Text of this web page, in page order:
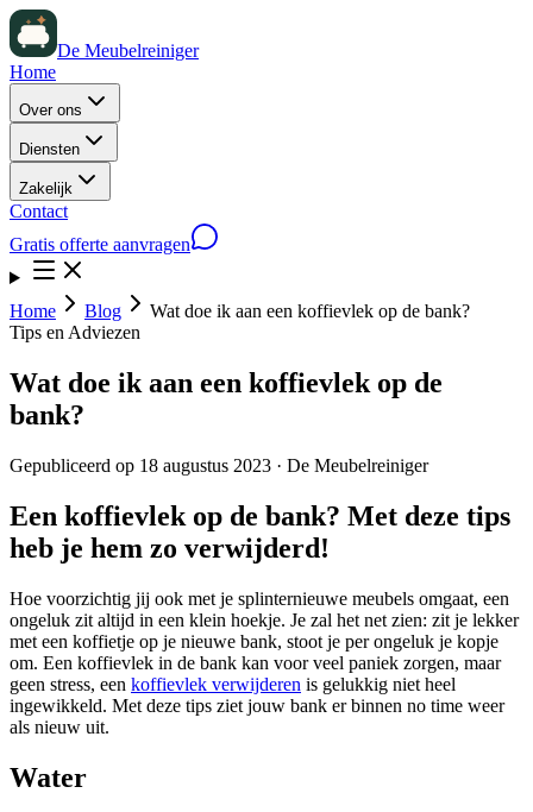
De Meubelreiniger
Home
Over ons
Diensten
Zakelijk
Contact
Gratis offerte aanvragen
Home Blog
Wat doe ik aan een koffievlek op de bank?
Tips en Adviezen
Wat doe ik aan een koffievlek op de
bank?
Gepubliceerd op 18 augustus 2023 · De Meubelreiniger
Een koffievlek op de bank? Met deze tips
heb je hem zo verwijderd!
Hoe voorzichtig jij ook met je splinternieuwe meubels omgaat, een
ongeluk zit altijd in een klein hoekje. Je zal het net zien: zit je lekker
met een koffietje op je nieuwe bank, stoot je per ongeluk je kopje
om. Een koffievlek in de bank kan voor veel paniek zorgen, maar
geen stress, een koffievlek verwijderen is gelukkig niet heel
ingewikkeld. Met deze tips ziet jouw bank er binnen no time weer
als nieuw uit.
Water